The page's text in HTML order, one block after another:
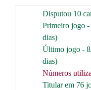
Disputou 10
Primeiro jogo -
dias)
Último jogo -
dias)
Números
Titular em 76